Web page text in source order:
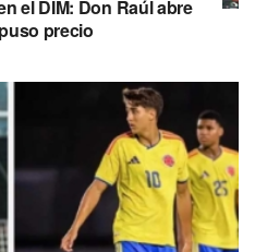
el DIM: Don Raúl abre
precio